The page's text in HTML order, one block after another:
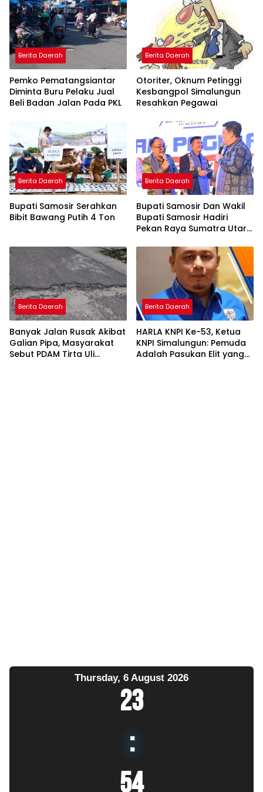
Berita Daerah
Pemko Pematangsiantar
Diminta Buru Pelaku Jual
Beli Badan Jalan Pada PKL
Berita Daerah
Otoriter, Oknum Petinggi
Kesbangpol Simalungun
Resahkan Pegawai
Berita Daerah
Bupati Samosir Serahkan
Bibit Bawang Putih 4 Ton
Berita Daerah
Bupati Samosir Dan Wakil
Bupati Samosir Hadiri
Pekan Raya Sumatra Utara
Berita Daerah
Banyak Jalan Rusak Akibat
Galian Pipa, Masyarakat
Sebut PDAM Tirta Uli
Berita Daerah
HARLA KNPI Ke-53, Ketua
KNPI Simalungun: Pemuda
Adalah Pasukan Elit yang
Thursday, 6 August 2026
23
:
54